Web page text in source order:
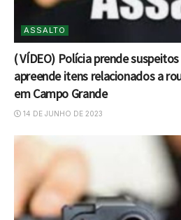
ASSALTO
( VÍDEO) Polícia prende
apreende itens relacionados a
em Campo Grande
14 DE JUNHO DE 2023